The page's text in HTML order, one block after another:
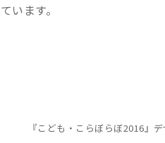
います。
『こども・こらぼらぼ2016』